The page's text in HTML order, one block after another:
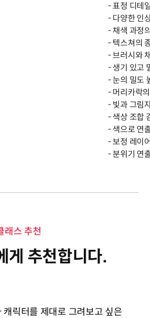
- 표정 디테
- 다양한 인
- 채색 과정
- 텍스쳐의
- 브러시와
- 생기 있고
- 눈의 밀도
- 머리카락
- 빛과 그림
- 색상 조합
- 색으로 연
- 보정 레이
- 분위기 연
래스 추천
게 추천합니다.
캐릭터를 제대로 그려보고 싶은